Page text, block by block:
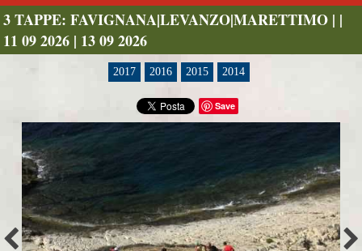
3 TAPPE: FAVIGNANA|LEVANZO|MARETTIMO | |
11 09 2026 | 13 09 2026
2017 2016 2015 2014
Save